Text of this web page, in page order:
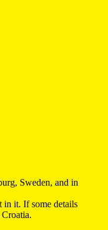
Sweden, and in
in it. If some details
.